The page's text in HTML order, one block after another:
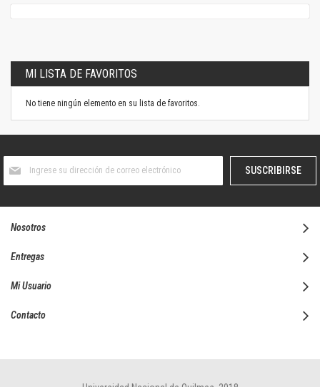
MI LISTA DE FAVORITOS
No tiene ningún elemento en su lista de favoritos.
boletín
SUSCRIBIRSE
Nosotros
Entregas
Mi Usuario
Contacto